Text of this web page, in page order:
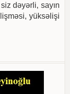
dəyərli, sayın
yüksəlişi